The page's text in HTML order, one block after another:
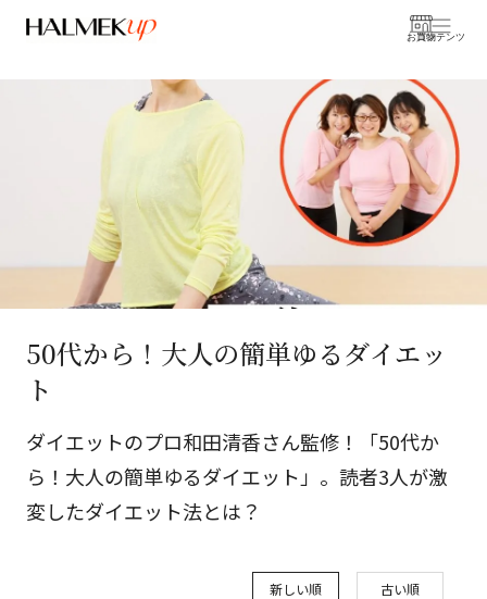
お買物
コンテンツ
50代から！大人の簡単ゆるダイエッ
ト
ダイエットのプロ和田清香さん監修！「50代か
ら！大人の簡単ゆるダイエット」。読者3人が激
変したダイエット法とは？
新しい順 古い順